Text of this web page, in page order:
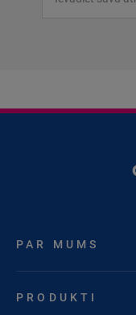
PAR MUMS
PRODUKTI